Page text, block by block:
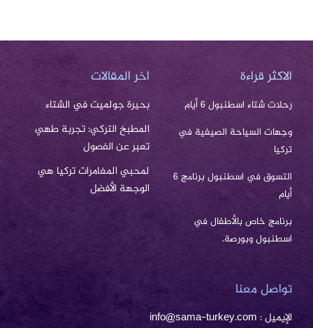
الاكثر قراءة
رحلات شتاء اسطنبول 6 أيام
وجهات السياحة الصيفية في
تركيا
التسوق في اسطنبول برنامج 6
أيام
برنامج خاص بالأطفال في
اسطنبول وبورصة.
اخر المقالات
بحيرة جولميت في الشتاء
المطبخ التركي: تجربة طهي
تعبر عن الفصول
لمحبي المغامرات تركيا هي
الوجهة الأفضل
تواصل معنا
الإيميل : info@sama-turkey.com